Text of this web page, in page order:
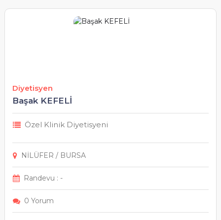
Kırşehir
Kütahya
Malatya
Mersin
Muğla
Diyetisyen
Başak KEFELİ
Özel Klinik Diyetisyeni
NİLÜFER / BURSA
Randevu : -
0 Yorum